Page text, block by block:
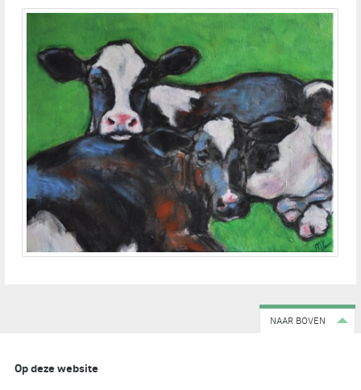
NAAR BOVEN
Op deze website